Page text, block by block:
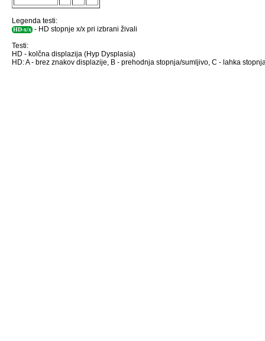
Legenda testi:
HD-x/x - HD stopnje x/x pri izbrani živali
Testi:
HD - kolčna displazija (Hyp Dysplasia)
HD: A - brez znakov displazije, B - prehodnja stopnja/sumljivo, C - lahka